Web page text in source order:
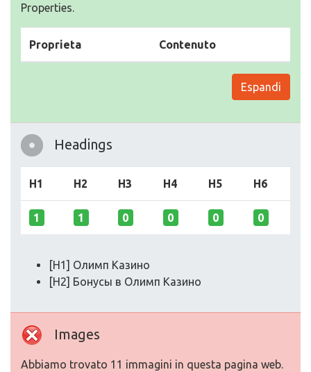
Properties.
Proprieta Contenuto
Espandi
Headings
H1 H2 H3 H4 H5 H6
1 1 0 0 0 0
[H1] Олимп Казино
[H2] Бонусы в Олимп Казино
Images
Abbiamo trovato 11 immagini in questa pagina web.